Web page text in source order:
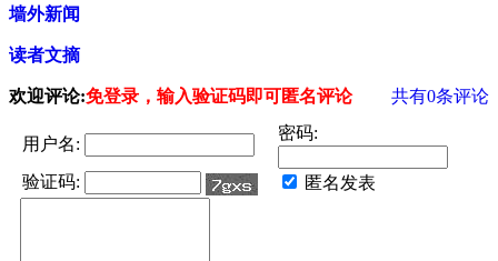
墙外新闻
读者文摘
欢迎评论:免登录，输入验证码即可匿名评论 共有0条评论
用户名:
密码:
验证码: 匿名发表